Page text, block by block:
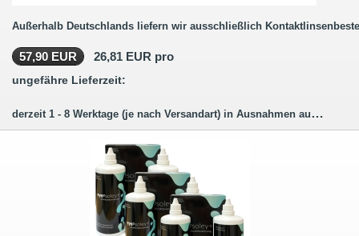
Außerhalb Deutschlands liefern wir ausschließlich
57,90 EUR 26,81 EUR pro
ungefähre Lieferzeit:
derzeit 1 - 8 Werktage (je nach Versandart) in Ausnahmen auch länger.